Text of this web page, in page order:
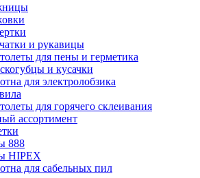
и рукавицы
для пены и герметика
и кусачки
для электролобзика
для горячего склеивания
ассортимент
888
HIPEX
для сабельных пил